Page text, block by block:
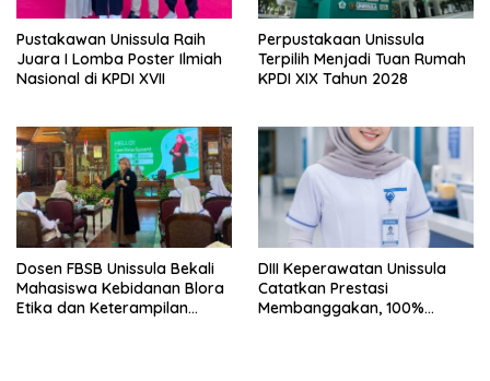
Pustakawan Unissula Raih
Juara I Lomba Poster Ilmiah
Nasional di KPDI XVII
Perpustakaan Unissula
Terpilih Menjadi Tuan Rumah
KPDI XIX Tahun 2028
Dosen FBSB Unissula Bekali
Mahasiswa Kebidanan Blora
Etika dan Keterampilan
DIII Keperawatan Unissula
Catatkan Prestasi
Membanggakan, 100%